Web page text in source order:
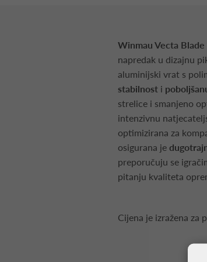
Winmau Vecta
napredak u dizajnu
aluminijski vrat s
stabilnost i
strelice i smanjeno
intenzivnu
optimizirana za
osigurana je
preporučuju se
pitanju kvaliteta
Cijena je izražena za